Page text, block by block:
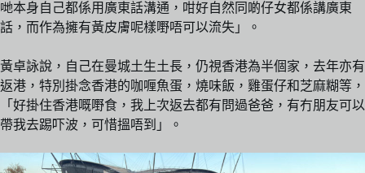
哋本身自己都係用廣東話溝通，咁好自然同啲仔女都係講廣東
話，而作為擁有黃皮膚呢樣嘢唔可以流失」。
黃卓詠說，自己在曼城土生土長，仍視香港為半個家，去年亦有
返港，特別掛念香港的咖喱魚蛋，燒味飯，雞蛋仔和芝麻糊等，
「好掛住香港嘅嘢食，我上次返去都有問過爸爸，有冇朋友可以
帶我去踢吓波，可惜搵唔到」。